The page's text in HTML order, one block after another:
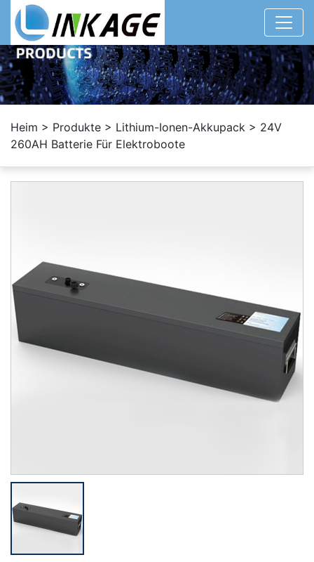
Heim > Produkte > Lithium-Ionen-Akkupack > 24V
260AH Batterie Für Elektroboote